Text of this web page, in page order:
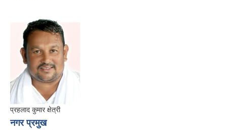
प्रहलाद कुमार क्षेत्री
नगर प्रमुख